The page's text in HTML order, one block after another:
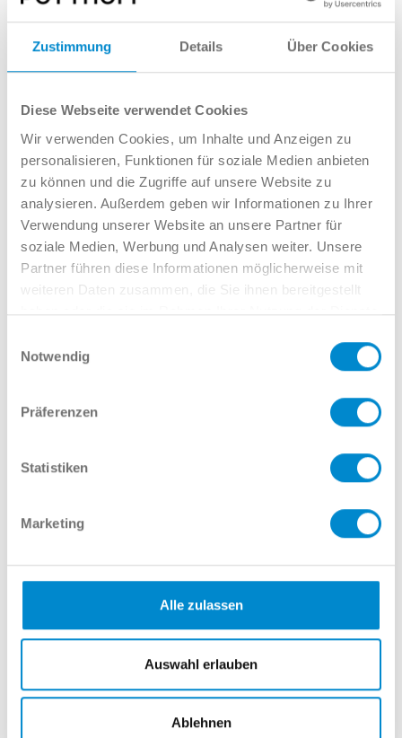
Zustimmung Details Über Cookies
Diese Webseite verwendet Cookies
Wir verwenden Cookies, um Inhalte und Anzeigen zu
personalisieren, Funktionen für soziale Medien anbieten
zu können und die Zugriffe auf unsere Website zu
analysieren. Außerdem geben wir Informationen zu Ihrer
Verwendung unserer Website an unsere Partner für
soziale Medien, Werbung und Analysen weiter. Unsere
Partner führen diese Informationen möglicherweise mit
weiteren Daten zusammen, die Sie ihnen bereitgestellt
haben oder die sie im Rahmen Ihrer Nutzung der Dienste
Notwendig
Präferenzen
Statistiken
Marketing
Alle zulassen
Auswahl erlauben
Ablehnen
Lars Linkamp
Verkauf GW
02381 7998-522
llinkamp@potthoff.de
Oder gern direkt per Mail oder
Telefon:
E-Mail
Nachricht